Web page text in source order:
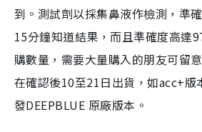
到。測試劑以採集鼻液作檢測，準
15分鐘知道結果，而且準確度高達
購數量，需要大量購入的朋友可留
在確認後10至21日出貨，如acc+版
發DEEPBLUE 原廠版本。